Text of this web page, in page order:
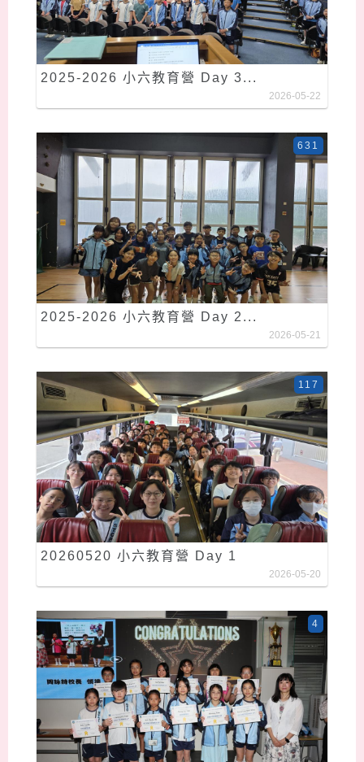
2025-2026 小六教育營 Day 3...
2026-05-22
2025-2026 小六教育營 Day 2...
631
2026-05-21
20260520 小六教育營 Day 1
117
2026-05-20
4